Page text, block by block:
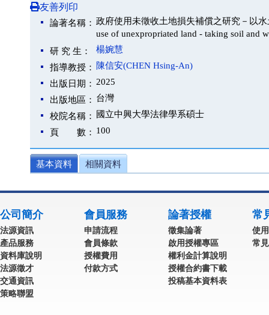
友善列印
論著名稱： 政府使用未徵收土地損失補償之研究－以水
use of unexpropriated land - taking soil and
研 究 生：
楊婉慧
指導教授：
陳信安(CHEN Hsing-An)
出版日期： 2025
出版地區： 台灣
校院名稱：
國立中興大學法律學系碩士
頁 數： 100
基本資料 相關資料
公司簡介
法源資訊
產品服務
資料庫說明
法源徵才
交通資訊
策略聯盟
會員服務
申請流程
會員條款
授權費用
付款方式
論著授權
徵集論著
啟用授權專區
權利金計算說明
授權合約書下載
投稿基本資料表
常
使
常